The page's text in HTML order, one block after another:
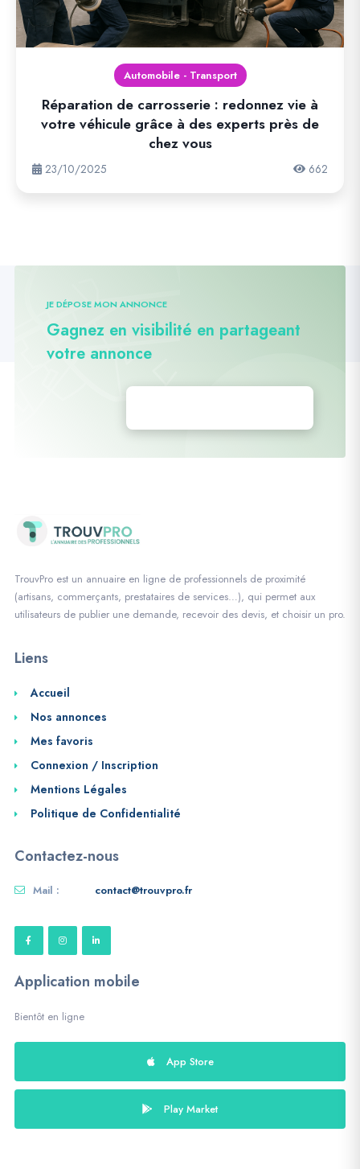
Automobile - Transport
Réparation de carrosserie : redonnez vie à
votre véhicule grâce à des experts près de
chez vous
23/10/2025 662
JE DÉPOSE MON ANNONCE
Gagnez en visibilité en partageant
votre annonce
TrouvPro est un annuaire en ligne de professionnels de proximité
(artisans, commerçants, prestataires de services…), qui permet aux
utilisateurs de publier une demande, recevoir des devis, et choisir un pro.
Liens
Accueil
Nos annonces
Mes favoris
Connexion / Inscription
Mentions Légales
Politique de Confidentialité
Contactez-nous
Mail : contact@trouvpro.fr
Application mobile
Bientôt en ligne
App Store
Play Market